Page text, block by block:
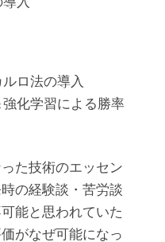
ロ法の導入
化学習による勝率
た技術のエッセン
の経験談・苦労談
能と思われていた
がなぜ可能になっ